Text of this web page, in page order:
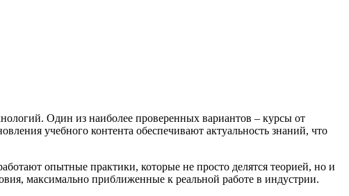
Один из наиболее проверенных вариантов – курсы от
учебного контента обеспечивают актуальность знаний, что
опытные практики, которые не просто делятся теорией, но и
максимально приближенные к реальной работе в индустрии.